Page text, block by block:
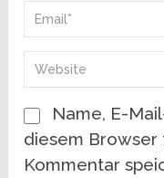
Name, E-
diesem Browser
Kommentar